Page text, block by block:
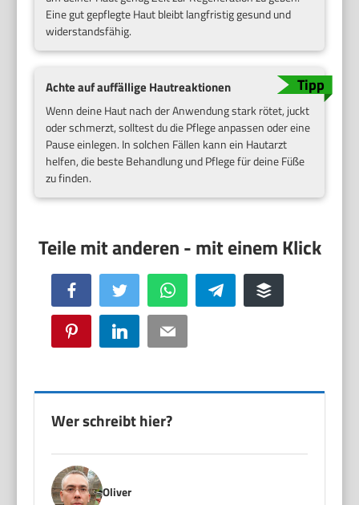
Eine gut gepflegte Haut bleibt langfristig gesund und
widerstandsfähig.
Achte auf auffällige Hautreaktionen
Wenn deine Haut nach der Anwendung stark rötet, juckt
oder schmerzt, solltest du die Pflege anpassen oder eine
Pause einlegen. In solchen Fällen kann ein Hautarzt
helfen, die beste Behandlung und Pflege für deine Füße
zu finden.
Facebook Twitter WhatsApp Telegram Buffer
Pinterest LinkedIn Email
Wer schreibt hier?
Oliver